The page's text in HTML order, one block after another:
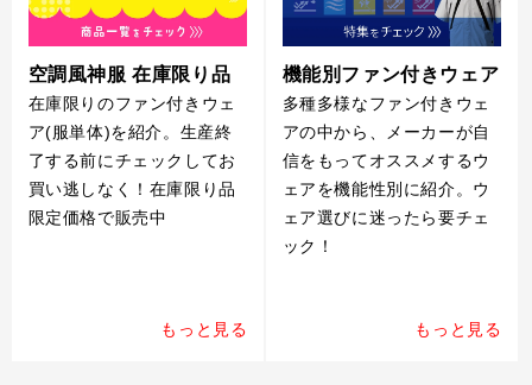
空調風神服 在庫限り品
在庫限りのファン付きウェ
ア(服単体)を紹介。生産終
了する前にチェックしてお
買い逃しなく！在庫限り品
限定価格で販売中
もっと見る
機能別ファン付きウェア
多種多様なファン付きウェ
アの中から、メーカーが自
信をもってオススメするウ
ェアを機能性別に紹介。ウ
ェア選びに迷ったら要チェ
ック！
もっと見る